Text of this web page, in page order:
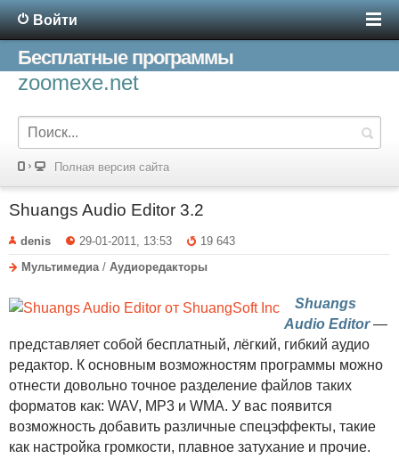
Войти
Бесплатные программы
zoomexe.net
Полная версия сайта
Shuangs Audio Editor 3.2
denis 29-01-2011, 13:53
19 643
Мультимедиа / Аудиоредакторы
Shuangs
Audio Editor—
представляет собой бесплатный, лёгкий, гибкий аудио
редактор. К основным возможностям программы можно
отнести довольно точное разделение файлов таких
форматов как: WAV, MP3 и WMA. У вас появится
возможность добавить различные спецэффекты, такие
как настройка громкости, плавное затухание и прочие.